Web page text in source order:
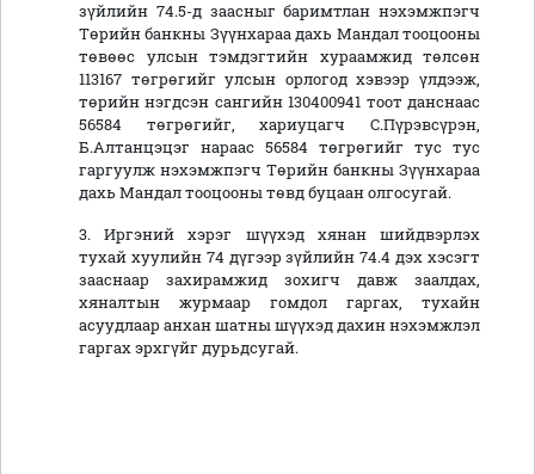
зүйлийн 74.5-д заасныг баримтлан нэхэмжпэгч
Төрийн банкны Зүүнхараа дахь Мандал тооцооны
төвөөс улсын тэмдэгтийн хураамжид төлсөн
113167 төгрөгийг улсын орлогод хэвээр үлдээж,
төрийн нэгдсэн сангийн 130400941 тоот данснаас
56584 төгрөгийг, хариуцагч С.Пүрэвсүрэн,
Б.Алтанцэцэг нараас 56584 төгрөгийг тус тус
гаргуулж нэхэмжпэгч Төрийн банкны Зүүнхараа
дахь Мандал тооцооны төвд буцаан олгосугай.
3. Иргэний хэрэг шүүхэд хянан шийдвэрлэх
тухай хуулийн 74 дүгээр зүйлийн 74.4 дэх хэсэгт
зааснаар захирамжид зохигч давж заалдах,
хяналтын журмаар гомдол гаргах, тухайн
асуудлаар анхан шатны шүүхэд дахин нэхэмжлэл
гаргах эрхгүйг дурьдсугай.